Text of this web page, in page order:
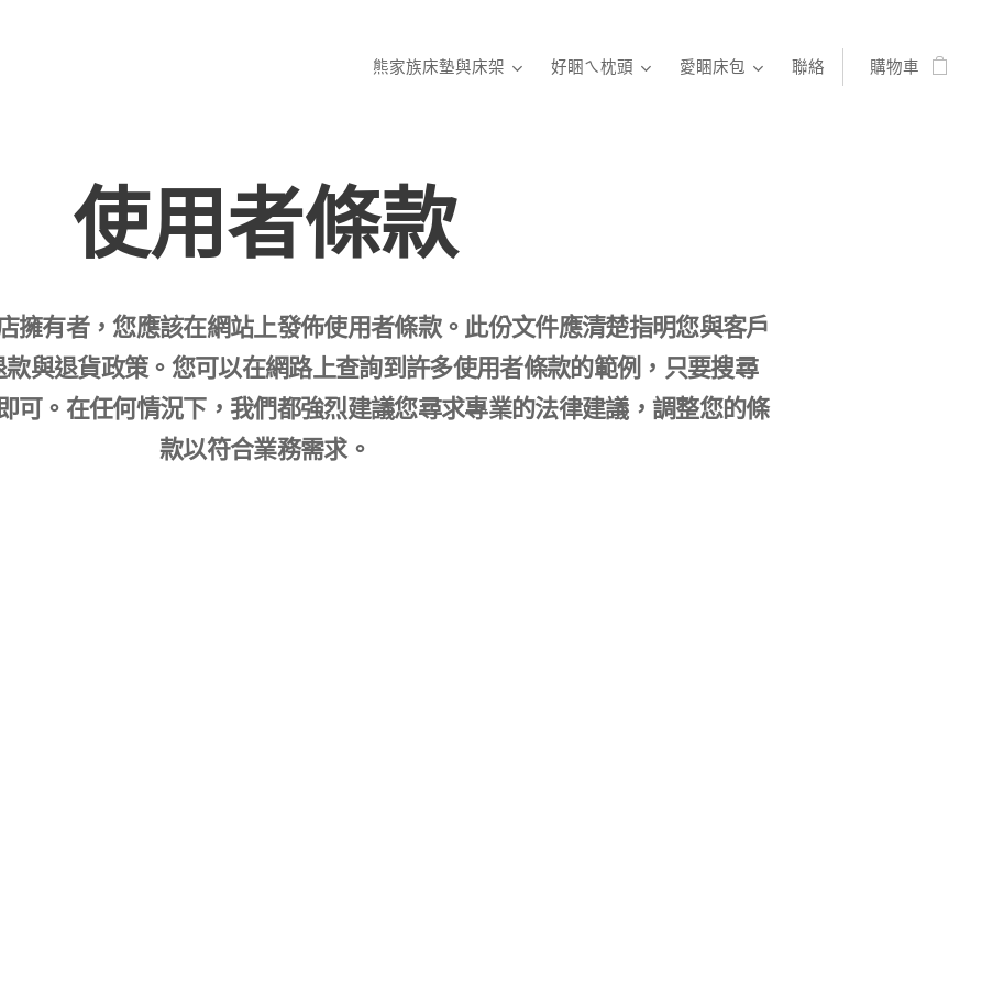
熊家族床墊與床架 好睏ㄟ枕頭 愛睏床包 聯絡 購物車
使用者條款
擁有者，您應該在網站上發佈使用者條款。此份文件應清楚指明您與客戶
與退貨政策。您可以在網路上查詢到許多使用者條款的範例，只要搜尋
可。在任何情況下，我們都強烈建議您尋求專業的法律建議，調整您的條
款以符合業務需求。